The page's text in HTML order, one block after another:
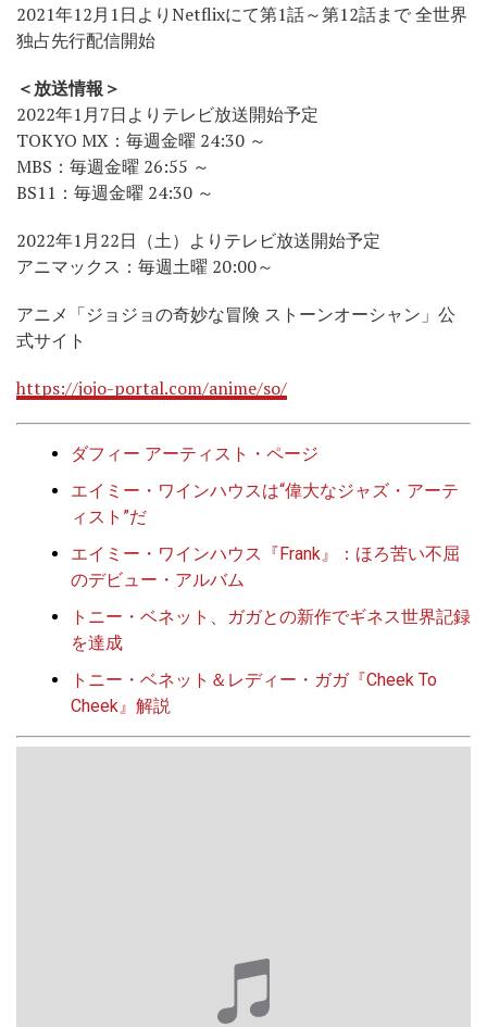
2021年12月1日よりNetflixにて第1話～第12話まで 全世界
独占先行配信開始
＜放送情報＞
2022年1月7日よりテレビ放送開始予定
TOKYO MX：毎週金曜 24:30 ～
MBS：毎週金曜 26:55 ～
BS11：毎週金曜 24:30 ～
2022年1月22日（土）よりテレビ放送開始予定
アニマックス：毎週土曜 20:00～
アニメ「ジョジョの奇妙な冒険 ストーンオーシャン」公
式サイト
https://jojo-portal.com/anime/so/
ダフィー アーティスト・ページ
エイミー・ワインハウスは“偉大なジャズ・アーテ
ィスト”だ
エイミー・ワインハウス『Frank』：ほろ苦い不屈
のデビュー・アルバム
トニー・ベネット、ガガとの新作でギネス世界記録
を達成
トニー・ベネット＆レディー・ガガ『Cheek To
Cheek』解説